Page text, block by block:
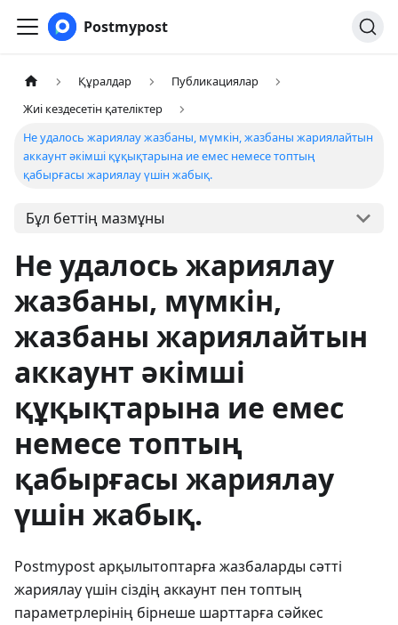
Postmypost
Құралдар
Публикациялар
Жиі кездесетін қателіктер
Не удалось жариялау жазбаны, мүмкін, жазбаны жариялайтын
аккаунт әкімші құқықтарына ие емес немесе топтың
қабырғасы жариялау үшін жабық.
Бұл беттің мазмұны
Не удалось жариялау
жазбаны, мүмкін,
жазбаны жариялайтын
аккаунт әкімші
құқықтарына ие емес
немесе топтың
қабырғасы жариялау
үшін жабық.
Postmypost арқылытоптарға жазбаларды сәтті
жариялау үшін сіздің аккаунт пен топтың
параметрлерінің бірнеше шарттарға сәйкес